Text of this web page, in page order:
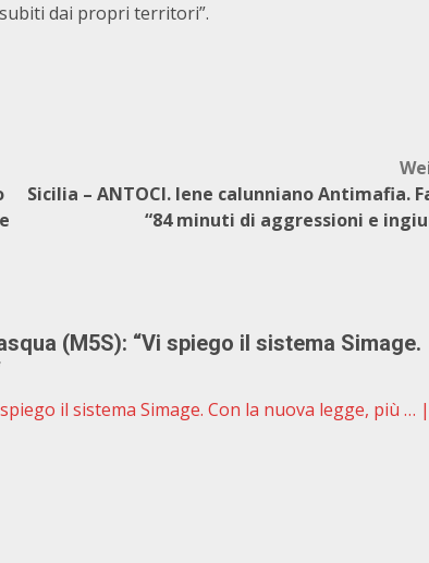
dai propri territori”.
Sicilia – ANTOCI. Iene calunniano Antimafia.
“84 minuti di aggressioni e
(M5S): “Vi spiego il sistema Simage.
il sistema Simage. Con la nuova legge, più … |